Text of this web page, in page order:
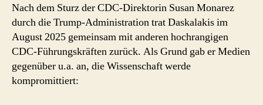
Nach dem Sturz der CDC-Direktorin Susan Monarez
durch die Trump-Administration trat Daskalakis im
August 2025 gemeinsam mit anderen hochrangigen
CDC-Führungskräften zurück. Als Grund gab er Medien
gegenüber u.a. an, die Wissenschaft werde
kompromittiert: